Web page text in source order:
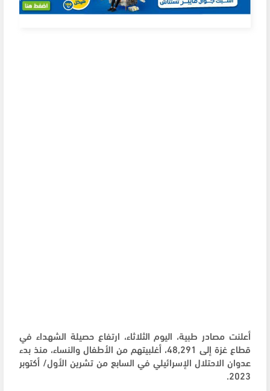
أعلنت مصادر طبية، اليوم الثلاثاء، ارتفاع حصيلة الشهداء في
قطاع غزة إلى 48,291، أغلبيتهم من الأطفال والنساء، منذ بدء
عدوان الاحتلال الإسرائيلي في السابع من تشرين الأول/ أكتوبر
2023.